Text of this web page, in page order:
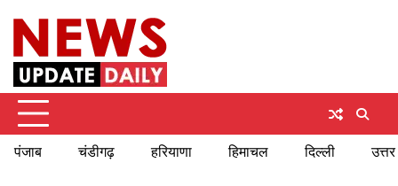
content
पंजाब चंडीगढ़ हरियाणा हिमाचल दिल्ली